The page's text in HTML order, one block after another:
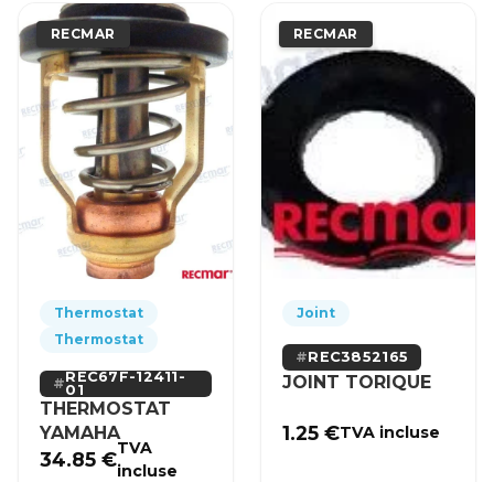
RECMAR
Thermostat
Thermostat
REC67F-12411-
01
THERMOSTAT
YAMAHA
34.85€TVA
incluse
RECMAR
Joint
REC3852165
JOINT TORIQUE
1.25€TVA incluse